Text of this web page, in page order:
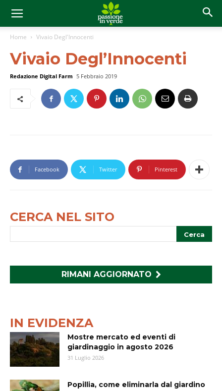
Home Vivaio Degl'Innocenti
Vivaio Degl’Innocenti
Redazione Digital Farm 5 Febbraio 2019
Facebook Twitter Pinterest
CERCA NEL SITO
RIMANI AGGIORNATO
IN EVIDENZA
Mostre mercato ed eventi di
giardinaggio in agosto 2026
31 Luglio 2026
Popillia, come eliminarla dal giardino